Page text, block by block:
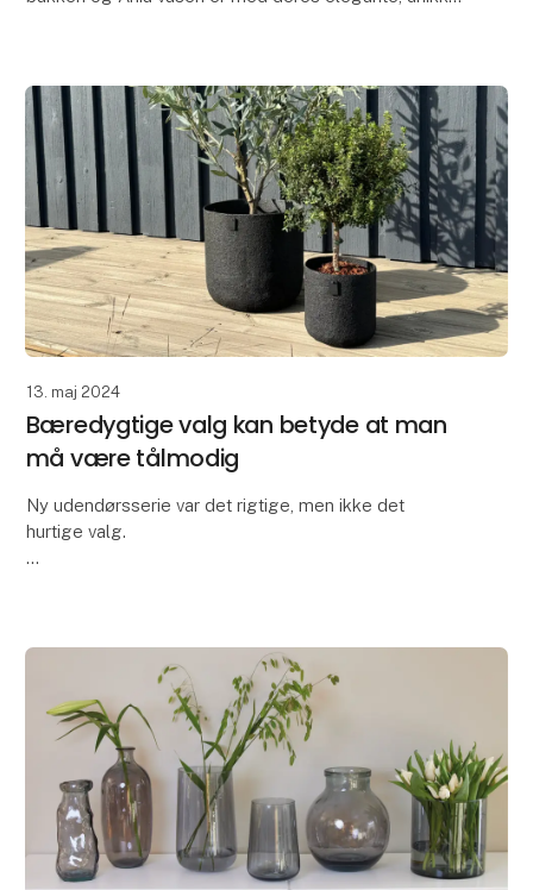
13. maj 2024
Bæredygtige valg kan betyde at man
må være tålmodig
Ny udendørsserie var det rigtige, men ikke det
hurtige valg.
For et par år siden kunne vi ikke længere få